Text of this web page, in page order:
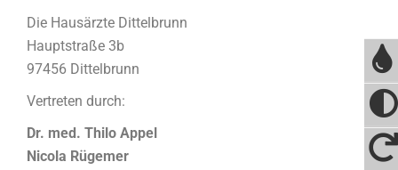
Die Hausärzte Dittelbrunn
Hauptstraße 3b
97456 Dittelbrunn
Vertreten durch:
Dr. med. Thilo Appel
Nicola Rügemer